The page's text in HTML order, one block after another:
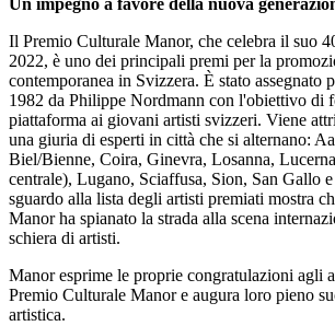
Un impegno a favore della nuova
Il Premio Culturale Manor, che celebra il suo
2022, è uno dei principali premi per la
contemporanea in Svizzera. È stato assegnato
1982 da Philippe Nordmann con l'obiettivo di
piattaforma ai giovani artisti svizzeri. Viene
una giuria di esperti in città che si alternano:
Biel/Bienne, Coira, Ginevra, Losanna,
centrale), Lugano, Sciaffusa, Sion, San Gallo
sguardo alla lista degli artisti premiati mostra
Manor ha spianato la strada alla scena
schiera di artisti.
Manor esprime le proprie congratulazioni agli
Premio Culturale Manor e augura loro pieno
artistica.